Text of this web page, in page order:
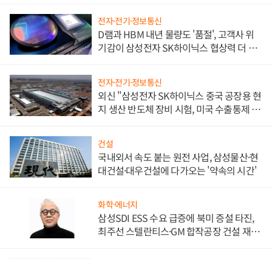
전자·전기·정보통신
D램과 HBM 내년 물량도 '품절', 고객사 위
기감이 삼성전자 SK하이닉스 협상력 더 키
전자·전기·정보통신
외신 "삼성전자 SK하이닉스 중국 공장용 현
지 생산 반도체 장비 시험, 미국 수출통제 대
건설
국내외서 속도 붙는 원전 사업, 삼성물산·현
대건설·대우건설에 다가오는 '약속의 시간'
화학·에너지
삼성SDI ESS 수요 급증에 북미 증설 타진,
최주선 스텔란티스·GM 합작공장 건설 재추